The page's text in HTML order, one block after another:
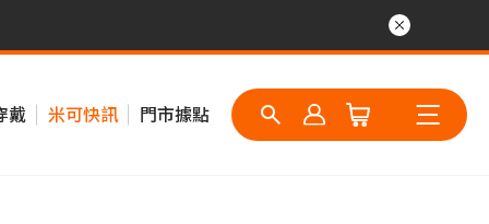
戴 米可快訊 門市據點